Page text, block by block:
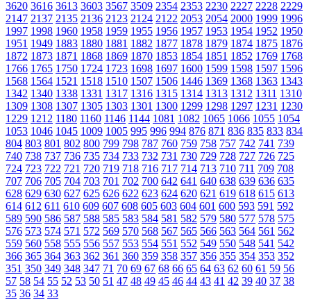
3620 3616 3613 3603 3567 3509 2354 2353 2230 2227 2228 2229
2147 2137 2135 2136 2123 2124 2122 2053 2054 2000 1999 1996
1997 1998 1960 1958 1959 1955 1956 1957 1953 1954 1952 1950
1951 1949 1883 1880 1881 1882 1877 1878 1879 1874 1875 1876
1872 1873 1871 1868 1869 1870 1853 1854 1851 1852 1769 1768
1766 1765 1750 1724 1723 1698 1697 1600 1599 1598 1597 1596
1568 1564 1521 1518 1510 1507 1506 1446 1369 1368 1363 1343
1342 1340 1338 1331 1317 1316 1315 1314 1313 1312 1311 1310
1309 1308 1307 1305 1303 1301 1300 1299 1298 1297 1231 1230
1229 1212 1180 1160 1146 1144 1081 1082 1065 1066 1055 1054
1053 1046 1045 1009 1005 995 996 994 876 871 836 835 833 834
804 803 801 802 800 799 798 787 760 759 758 757 742 741 739
740 738 737 736 735 734 733 732 731 730 729 728 727 726 725
724 723 722 721 720 719 718 716 717 714 713 710 711 709 708
707 706 705 704 703 701 702 700 642 641 640 638 639 636 635
628 629 630 627 625 626 622 623 624 620 621 619 618 615 613
614 612 611 610 609 607 608 605 603 604 601 600 593 591 592
589 590 586 587 588 585 583 584 581 582 579 580 577 578 575
576 573 574 571 572 569 570 568 567 565 566 563 564 561 562
559 560 558 555 556 557 553 554 551 552 549 550 548 541 542
366 365 364 363 362 361 360 359 358 357 356 355 354 353 352
351 350 349 348 347 71 70 69 67 68 66 65 64 63 62 60 61 59 56
57 58 54 55 52 53 50 51 47 48 49 45 46 44 43 41 42 39 40 37 38
35 36 34 33